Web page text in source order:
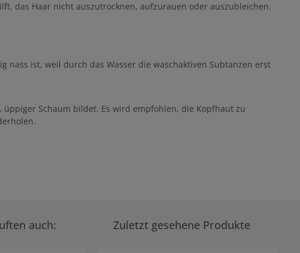
das Haar nicht auszutrocknen, aufzurauen oder auszubleichen.
nass ist, weil durch das Wasser die waschaktiven Subtanzen erst
Schaum bildet. Es wird empfohlen, die Kopfhaut zu
auch: Zuletzt gesehene Produkte